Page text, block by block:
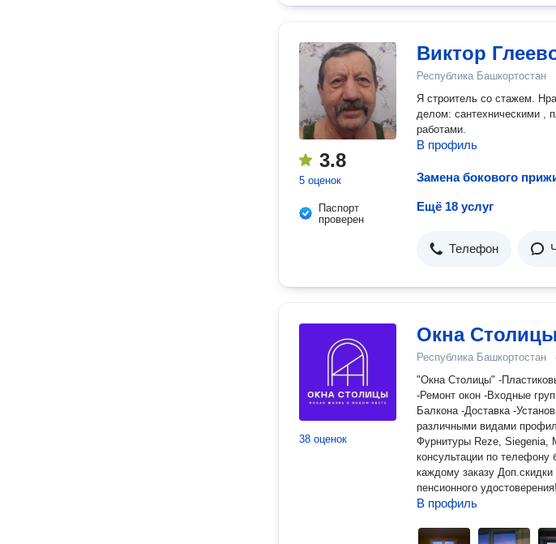
3.8
5 оценок
Паспорт
проверен
Виктор
Республика Башкортостан
Я строитель со стажем.
делом: сантехническими ,
работами.
В профиль
Замена бокового
Ещё 18 услуг
Телефон
38 оценок
Окна Столицы
Республика Башкортостан ·
"Окна Столицы" -Пластиковые окна Уфа -Остекление Лоджии
-Ремонт окон -Входные группы -Двери -Балконные блоки -Обшивка
Балкона -Доставка -Установка пластиковых окон Работаем с
различными видами
Фурнитуры Reze, Siegenia, Mako, Roto
консультации по телефону
каждому заказу
пенсионного удостоверения!
В профиль